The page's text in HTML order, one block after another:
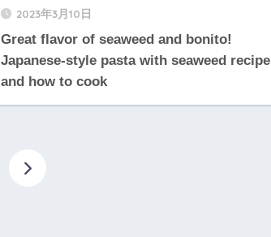
2023年3月10日
Great flavor of seaweed and bonito!
Japanese-style pasta with seaweed recipe
and how to cook